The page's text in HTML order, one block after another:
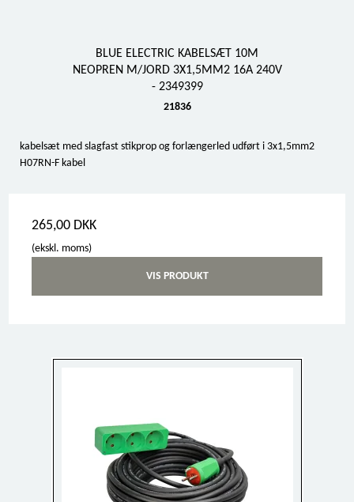
BLUE ELECTRIC KABELSÆT 10M
NEOPREN M/JORD 3X1,5MM2 16A 240V
- 2349399
21836
kabelsæt med slagfast stikprop og forlængerled udført i 3x1,5mm2
H07RN-F kabel
265,00 DKK
(ekskl. moms)
VIS PRODUKT